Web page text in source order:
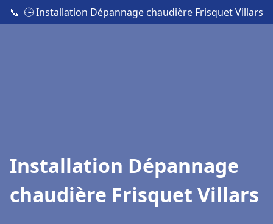
📞 🕒 Installation Dépannage chaudière Frisquet Villars
Installation Dépannage
chaudière Frisquet Villars